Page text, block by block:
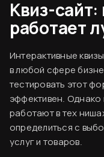
Квиз-сайт:
работает
Интерактивные
в любой сфере
тестировать этот
эффективен.
работают в тех
определиться с
услуг и товаров.